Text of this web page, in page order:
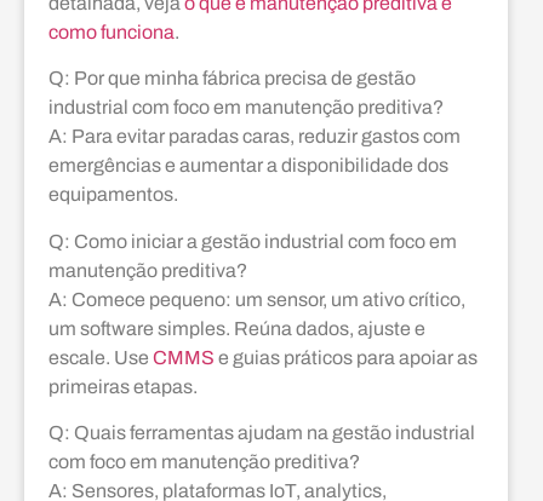
como funciona.
Q: Por que minha fábrica precisa de gestão
industrial com foco em manutenção preditiva?
A: Para evitar paradas caras, reduzir gastos com
emergências e aumentar a disponibilidade dos
equipamentos.
Q: Como iniciar a gestão industrial com foco em
manutenção preditiva?
A: Comece pequeno: um sensor, um ativo crítico,
um software simples. Reúna dados, ajuste e
escale. Use CMMS e guias práticos para apoiar as
primeiras etapas.
Q: Quais ferramentas ajudam na gestão industrial
com foco em manutenção preditiva?
A: Sensores, plataformas IoT, analytics,